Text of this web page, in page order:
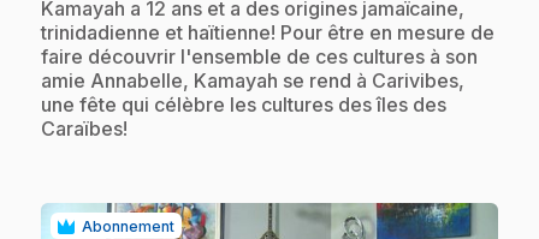
.Kamayah a 12 ans et a des origines jamaïcaine,
trinidadienne et haïtienne! Pour être en mesure de
faire découvrir l'ensemble de ces cultures à son
amie Annabelle, Kamayah se rend à Carivibes,
une fête qui célèbre les cultures des îles des
Caraïbes!
Abonnement